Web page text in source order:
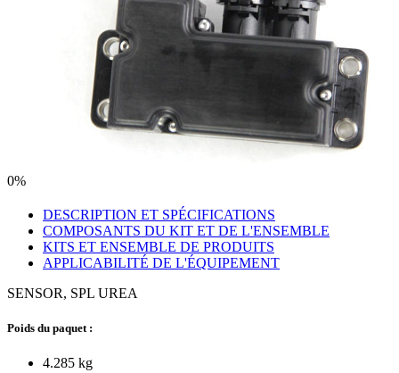
0%
DESCRIPTION ET SPÉCIFICATIONS
COMPOSANTS DU KIT ET DE L'ENSEMBLE
KITS ET ENSEMBLE DE PRODUITS
APPLICABILITÉ DE L'ÉQUIPEMENT
SENSOR, SPL UREA
Poids du paquet :
4.285 kg